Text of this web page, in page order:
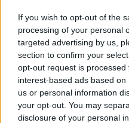
If you wish to opt-out of the
processing of your personal
targeted advertising by us,
section to confirm your
opt-out request is
interest-based ads based
us or personal information
your opt-out. You may
disclosure of your personal
PACE (Peia)
Acțiunea
PDF (Lazarus)
PUSL (D. Voiculescu)
PNȚCD (Pavelescu)
PNCR (Terheș)